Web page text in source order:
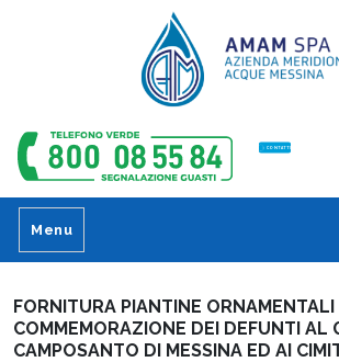
CONTATTI
Menu
FORNITURA PIANTINE ORNAMENTALI
COMMEMORAZIONE DEI DEFUNTI AL
CAMPOSANTO DI MESSINA ED AI